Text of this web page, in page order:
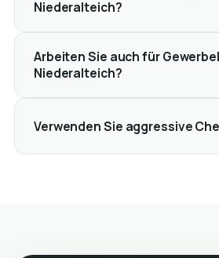
Niederalteich?
Arbeiten Sie auch für
Niederalteich?
Verwenden Sie aggressive